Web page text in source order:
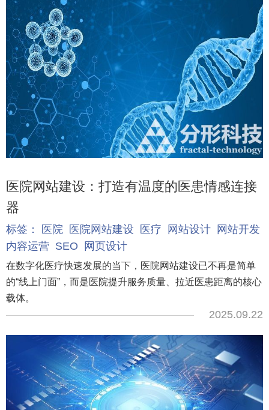
医院网站建设：打造有温度的医患情感连接
器
标签： 医院 医院网站建设 医疗 网站设计
网站开发
内容运营 SEO 网页设计
在数字化医疗快速发展的当下，医院网站建设已不再是简单
的“线上门面”，而是医院提升服务质量、拉近医患距离的核心
载体。
2025.09.22